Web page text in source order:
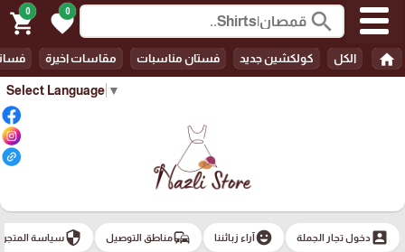
Select Language ▼
search
0
favorite
0
shopping_cart
home الكل كولكشين جديد فستان مناسبات مقاسات اخيرة
account_boxدخول تجار الجملة emoji_emotionsآراء زبائننا commuteمناطق التوصيل securityسياسة المتجر